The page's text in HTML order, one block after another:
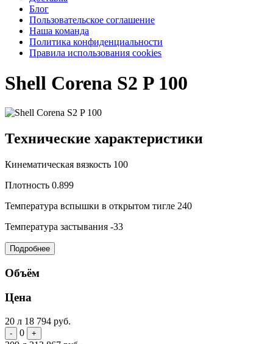
Блог
Пользовательское соглашение
Наша команда
Политика конфиденциальности
Правила использования cookies
Shell Corena S2 P 100
Технические характеристики
Кинематическая вязкость 100
Плотность 0.899
Температура вспышки в открытом тигле 240
Температура застывания -33
Подробнее
Объём
Цена
20 л 18 794 руб.
- 0 +